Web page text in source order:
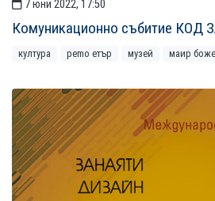
7 юни 2022, 17:50
Комуникационно събитие КОД
култура рemo етър музей маир